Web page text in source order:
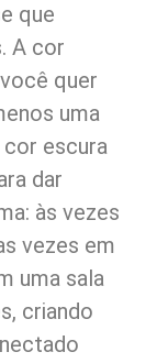
que
A cor
quer
uma
cor escura
dar
às vezes
vezes em
uma sala
criando